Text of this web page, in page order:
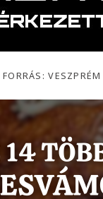
FORRÁS: